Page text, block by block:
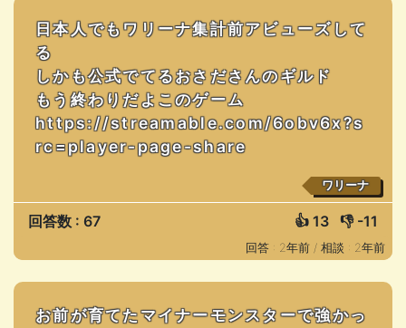
日本人でもワリーナ集計前アビューズして
る
しかも公式でてるおさださんのギルド
もう終わりだよこのゲーム
https://streamable.com/6obv6x?s
rc=player-page-share
ワリーナ
回答数 : 67 👍 13 👎 -11
回答 : 2年前 / 相談 : 2年前
お前が育てたマイナーモンスターで強かっ